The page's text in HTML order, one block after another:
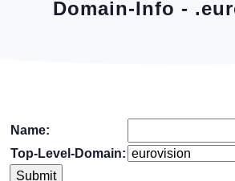
Domain-Info -
Name:
Top-Level-Domain: